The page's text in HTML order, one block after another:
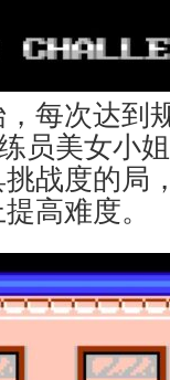
每次达到
员美女小
战度的局
高难度。